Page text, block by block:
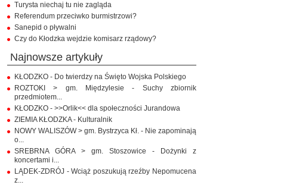
Turysta niechaj tu nie zagląda
Referendum przeciwko burmistrzowi?
Sanepid o pływalni
Czy do Kłodzka wejdzie komisarz rządowy?
najnowsze artykuły
KŁODZKO - Do twierdzy na Święto Wojska Polskiego
ROZTOKI > gm. Międzylesie - Suchy zbiornik
przedmiotem...
KŁODZKO - >>Orlik<< dla społeczności Jurandowa
ZIEMIA KŁODZKA - Kulturalnik
NOWY WALISZÓW > gm. Bystrzyca Kł. - Nie zapominają
o...
SREBRNA GÓRA > gm. Stoszowice - Dożynki z
koncertami i...
LĄDEK-ZDRÓJ - Wciąż poszukują rzeźby Nepomucena
z...